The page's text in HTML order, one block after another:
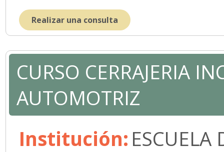
Realizar una consulta
CURSO CERRAJERIA
AUTOMOTRIZ
Institución: ESCUELA